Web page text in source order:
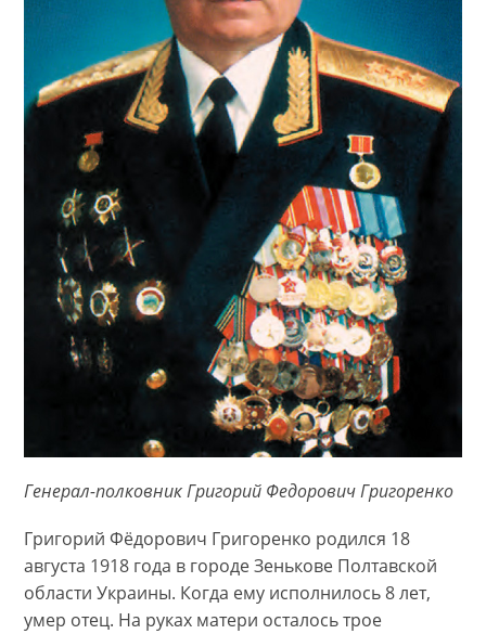
Генерал-полковник Григорий Федорович Григоренко
Григорий Фёдорович Григоренко родился 18
августа 1918 года в городе Зенькове Полтавской
области Украины. Когда ему исполнилось 8 лет,
умер отец. На руках матери осталось трое